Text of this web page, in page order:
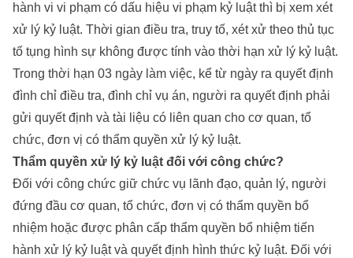
hành vi vi phạm có dấu hiệu vi phạm kỷ luật thì bị xem xét
xử lý kỷ luật. Thời gian điều tra, truy tố, xét xử theo thủ tục
tố tụng hình sự không được tính vào thời hạn xử lý kỷ luật.
Trong thời hạn 03 ngày làm việc, kể từ ngày ra quyết định
đình chỉ điều tra, đình chỉ vụ án, người ra quyết định phải
gửi quyết định và tài liệu có liên quan cho cơ quan, tổ
chức, đơn vị có thẩm quyền xử lý kỷ luật.
Thẩm quyền xử lý kỷ luật đối với công chức?
Đối với công chức giữ chức vụ lãnh đạo, quản lý, người
đứng đầu cơ quan, tổ chức, đơn vị có thẩm quyền bổ
nhiệm hoặc được phân cấp thẩm quyền bổ nhiệm tiến
hành xử lý kỷ luật và quyết định hình thức kỷ luật. Đối với